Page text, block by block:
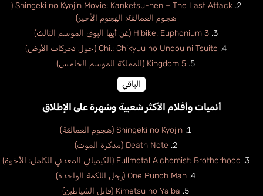
Shingeki no Kyojin Movie: Kanketsu-hen – The Last Attack (
هجوم العمالقة: الهجوم الأخير)
Hibike! Euphonium 3 (غن أيها البوق الموسم الثالث)
Chi.: Chikyuu no Undou ni Tsuite (حول تحركات الأرض)
Kingdom 5 (المملكة الموسم الخامس)
الباقي
أنميات وأفلام الأكثر شعبية وشهرة على الإطلاق
Shingeki no Kyojin (هجوم العمالقة)
Death Note (مذكرة الموت)
Fullmetal Alchemist: Brotherhood (الكيميائي المعدني الكامل: الأخوة)
One Punch Man (رجل اللكمة الواحدة)
Kimetsu no Yaiba (قاتل الشياطين)